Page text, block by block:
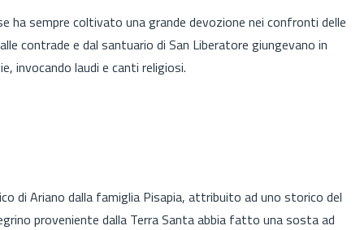
ha sempre coltivato una grande devozione nei confronti delle
contrade e dal santuario di San Liberatore giungevano in
invocando laudi e canti religiosi.
di Ariano dalla famiglia Pisapia, attribuito ad uno storico del
proveniente dalla Terra Santa abbia fatto una sosta ad